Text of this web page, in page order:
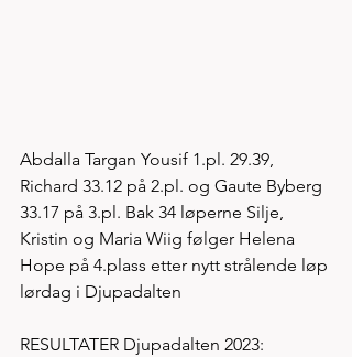
Abdalla Targan Yousif 1.pl. 29.39,
Richard 33.12 på 2.pl. og Gaute Byberg
33.17 på 3.pl. Bak 34 løperne Silje,
Kristin og Maria Wiig følger Helena
Hope på 4.plass etter nytt strålende løp
lørdag i Djupadalten
RESULTATER Djupadalten 2023: